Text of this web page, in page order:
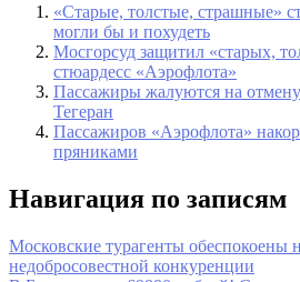
«Старые, толстые, страшные»
могли бы и похудеть
Мосгорсуд защитил «старых,
стюардесс «Аэрофлота»
Пассажиры жалуются на
Тегеран
Пассажиров «Аэрофлота»
пряниками
Навигация по записям
Московские турагенты обеспокоены
недобросовестной конкуренции